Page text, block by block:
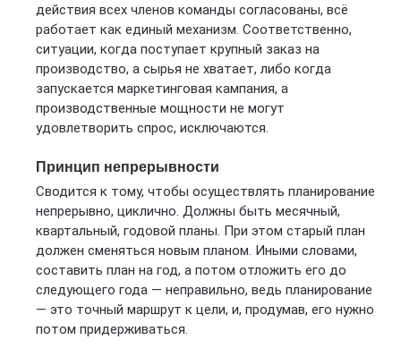
действия всех членов команды согласованы, всё
работает как единый механизм. Соответственно,
ситуации, когда поступает крупный заказ на
производство, а сырья не хватает, либо когда
запускается маркетинговая кампания, а
производственные мощности не могут
удовлетворить спрос, исключаются.
Принцип непрерывности
Сводится к тому, чтобы осуществлять планирование
непрерывно, циклично. Должны быть месячный,
квартальный, годовой планы. При этом старый план
должен сменяться новым планом. Иными словами,
составить план на год, а потом отложить его до
следующего года — неправильно, ведь планирование
— это точный маршрут к цели, и, продумав, его нужно
потом придерживаться.